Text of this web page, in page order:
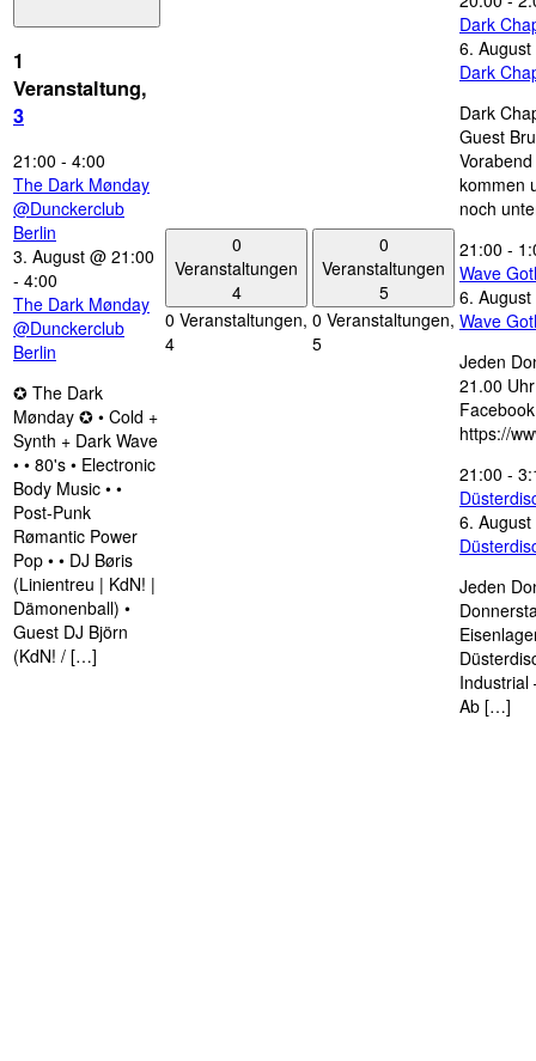
1
Veranstaltung,
3
21:00 - 4:00
The Dark Mønday
@Dunckerclub
Berlin
3. August @ 21:00
- 4:00
The Dark Mønday
@Dunckerclub
Berlin
✪ The Dark
Mønday ✪ • Cold +
Synth + Dark Wave
• • 80's • Electronic
Body Music • •
Post-Punk
Rømantic Power
Pop • • DJ Børis
(Linientreu | KdN! |
Dämonenball) •
Guest DJ Björn
(KdN! / […]
0
Veranstaltungen
4
0 Veranstaltungen,
4
0
Veranstaltungen
5
0 Veranstaltungen,
5
Dark
6.
Dark
Dark
Guest
kommen
noch
21:00 -
Wave
6.
Wave
Jeden
21.00
https://
21:00 -
6.
Jeden
Industrial
Ab […]